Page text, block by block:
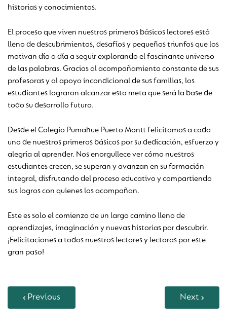
historias y conocimientos.
El proceso que viven nuestros primeros básicos lectores está
lleno de descubrimientos, desafíos y pequeños triunfos que los
motivan día a día a seguir explorando el fascinante universo
de las palabras. Gracias al acompañamiento constante de sus
profesoras y al apoyo incondicional de sus familias, los
estudiantes lograron alcanzar esta meta que será la base de
todo su desarrollo futuro.
Desde el Colegio Pumahue Puerto Montt felicitamos a cada
uno de nuestros primeros básicos por su dedicación, esfuerzo y
alegría al aprender. Nos enorgullece ver cómo nuestros
estudiantes crecen, se superan y avanzan en su formación
integral, disfrutando del proceso educativo y compartiendo
sus logros con quienes los acompañan.
Este es solo el comienzo de un largo camino lleno de
aprendizajes, imaginación y nuevas historias por descubrir.
¡Felicitaciones a todos nuestros lectores y lectoras por este
gran paso!
Previous Next